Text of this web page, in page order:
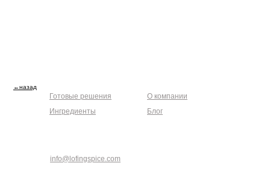
←назад
Готовые решения
Ингредиенты
О компании
Блог
info@lofingspice.com